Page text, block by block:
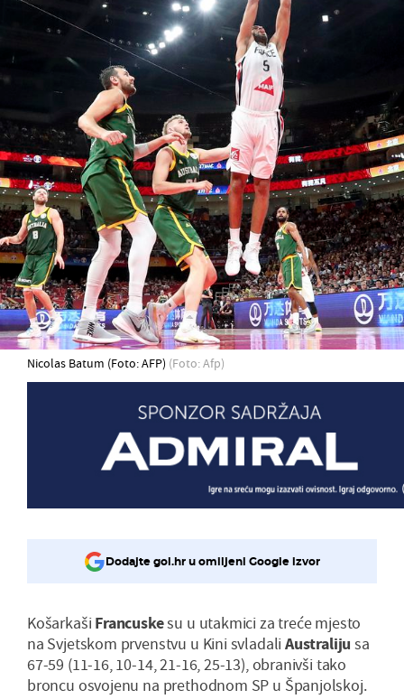
Nicolas Batum (Foto: AFP) (Foto: Afp)
Dodajte gol.hr u omiljeni Google izvor
Košarkaši Francuskesu u utakmici za treće mjesto
na Svjetskom prvenstvu u Kini svladali Australiju sa
67-59 (11-16, 10-14, 21-16, 25-13), obranivši tako
broncu osvojenu na prethodnom SP u Španjolskoj.